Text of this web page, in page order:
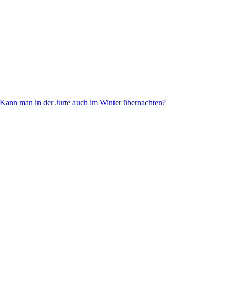
Kann man in der Jurte auch im Winter übernachten?